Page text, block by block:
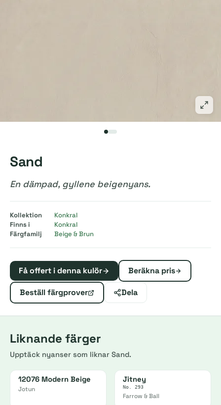
Sand
En dämpad, gyllene beigenyans.
Kollektion
Konkral
Finns i
Konkral
Färgfamilj
Beige & Brun
Få offert i denna kulör Beräkna pris
Beställ färgprover Dela
Liknande färger
Upptäck nyanser som liknar Sand.
12076 Modern Beige
Jotun
Jitney
No. 293
Farrow & Ball